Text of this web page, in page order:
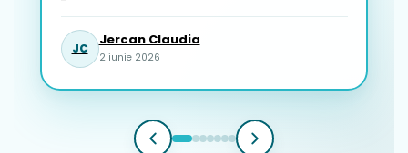
JC
Jercan Claudia
2 iunie 2026